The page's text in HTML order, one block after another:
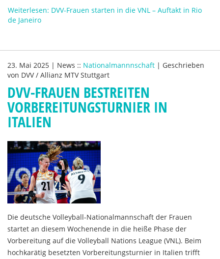
Weiterlesen: DVV-Frauen starten in die VNL – Auftakt in Rio
de Janeiro
23. Mai 2025 | News :: Nationalmannnschaft | Geschrieben
von DVV / Allianz MTV Stuttgart
DVV-FRAUEN BESTREITEN
VORBEREITUNGSTURNIER IN
ITALIEN
Die deutsche Volleyball-Nationalmannschaft der Frauen
startet an diesem Wochenende in die heiße Phase der
Vorbereitung auf die Volleyball Nations League (VNL). Beim
hochkarätig besetzten Vorbereitungsturnier in Italien trifft